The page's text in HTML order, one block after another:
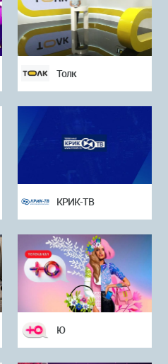
Толк
КРИК-ТВ
Ю